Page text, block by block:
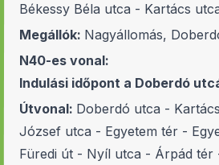
Békessy Béla utca - Kartács
Megállók: Nagyállomás,
N40-es vonal:
Indulási időpont a Doberdó
Útvonal: Doberdó utca -
József utca - Egyetem tér -
Füredi út - Nyíl utca - Árpád tér